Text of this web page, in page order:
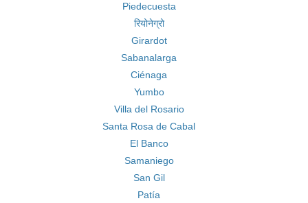
Piedecuesta
रियोनेग्रो
Girardot
Sabanalarga
Ciénaga
Yumbo
Villa del Rosario
Santa Rosa de Cabal
El Banco
Samaniego
San Gil
Patía